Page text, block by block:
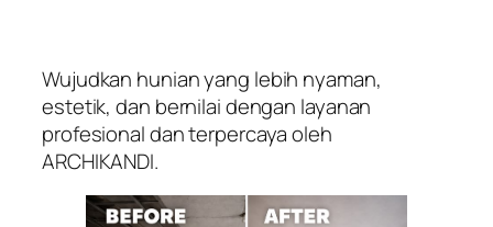
Wujudkan hunian yang lebih nyaman,
estetik, dan bernilai dengan layanan
profesional dan terpercaya oleh
ARCHIKANDI.